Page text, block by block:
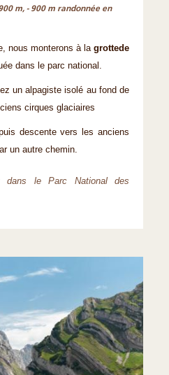
m, - 900 m randonnée en
nous monterons à la grottede
dans le parc national.
un alpagiste isolé au fond de
cirques glaciaires
descente vers les anciens
un autre chemin.
dans le Parc National des